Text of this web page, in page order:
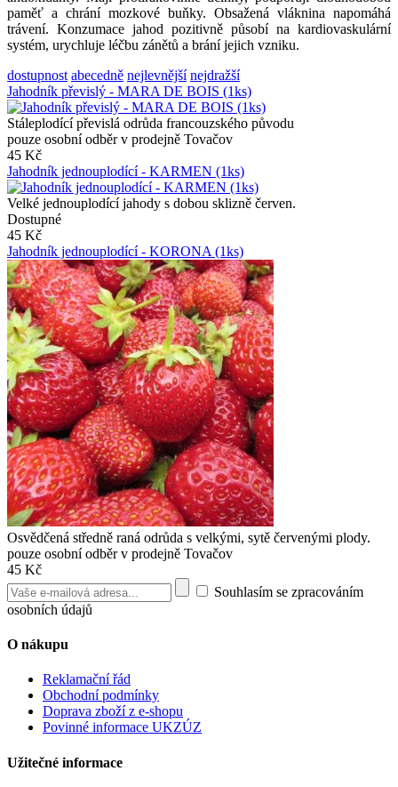
paměť a chrání mozkové buňky. Obsažená vláknina napomáhá
trávení. Konzumace jahod pozitivně působí na kardiovaskulární
systém, urychluje léčbu zánětů a brání jejich vzniku.
dostupnost abecedně nejlevnější nejdražší
Jahodník převislý - MARA DE BOIS (1ks)
Stáleplodící převislá odrůda francouzského původu
pouze osobní odběr v prodejně Tovačov
45 Kč
Jahodník jednouplodící - KARMEN (1ks)
Velké jednouplodící jahody s dobou sklizně červen.
Dostupné
45 Kč
Jahodník jednouplodící - KORONA (1ks)
Osvědčená středně raná odrůda s velkými, sytě červenými plody.
pouze osobní odběr v prodejně Tovačov
45 Kč
Souhlasím se zpracováním
osobních údajů
O nákupu
Reklamační řád
Obchodní podmínky
Doprava zboží z e-shopu
Povinné informace UKZÚZ
Užitečné informace